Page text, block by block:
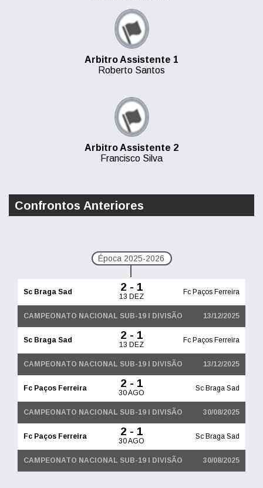
Arbitro Assistente 1
Roberto Santos
Arbitro Assistente 2
Francisco Silva
Confrontos Anteriores
Época 2025-2026
Sc Braga Sad 2 - 1
13 DEZ
Fc Paços Ferreira
CAMPEONATO NACIONAL SUB-19 I DIVISÃO 13/12/2025
Sc Braga Sad 2 - 1
13 DEZ
Fc Paços Ferreira
CAMPEONATO NACIONAL SUB-19 I DIVISÃO 13/12/2025
Fc Paços Ferreira 2 - 1
30 AGO
Sc Braga Sad
CAMPEONATO NACIONAL SUB-19 I DIVISÃO 30/08/2025
Fc Paços Ferreira 2 - 1
30 AGO
Sc Braga Sad
CAMPEONATO NACIONAL SUB-19 I DIVISÃO 30/08/2025